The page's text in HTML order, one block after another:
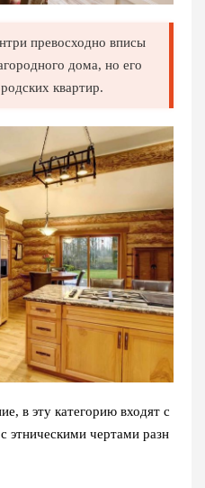
превосходно вписы
дома, но его
квартир.
в эту категорию входят с
этническими чертами разн